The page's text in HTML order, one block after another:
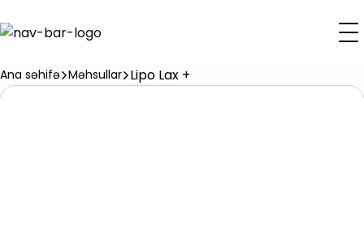
Ana səhifə Məhsullar Lipo Lax +